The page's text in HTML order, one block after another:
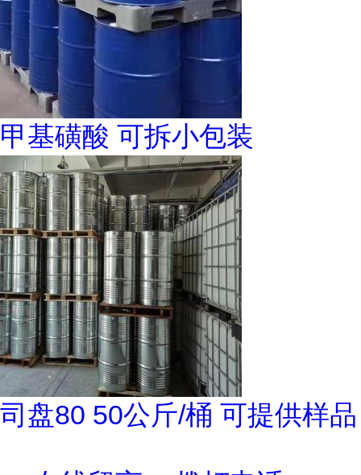
甲基磺酸 可拆小包装
司盘80 50公斤/桶 可提供样品